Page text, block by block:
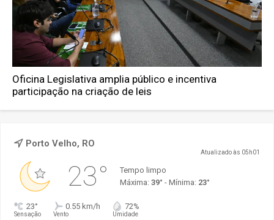
Oficina Legislativa amplia público e incentiva
participação na criação de leis
Porto Velho, RO
Atualizado às 05h01
23°
Tempo limpo
Máxima: 39° - Mínima: 23°
23°
Sensação
0.55 km/h
Vento
72%
Umidade